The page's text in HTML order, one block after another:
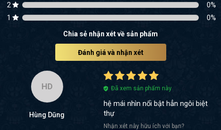
2
0%
1
0%
Chia sẻ nhận xét về sản phẩm
Đánh giá và nhận xét
HD
Hùng Dũng
Đã xem sản phẩm này
hệ mái nhìn nổi bật hẳn ngôi biệt
thự
Nhận xét này hữu ích với bạn?